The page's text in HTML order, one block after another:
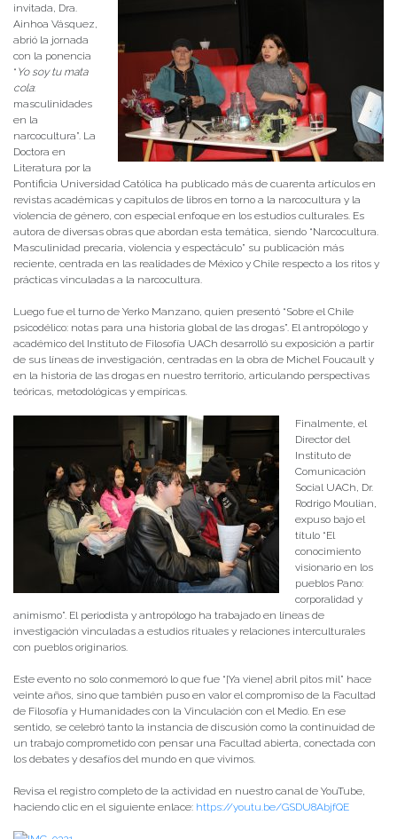
invitada, Dra.
Ainhoa Vásquez,
abrió la jornada
con la ponencia
“ Yo soy tu mata
cola:
masculinidades
en la
narcocultura”. La
Doctora en
Literatura por la
Pontificia Universidad Católica ha publicado más de cuarenta artículos en
revistas académicas y capítulos de libros en torno a la narcocultura y la
violencia de género, con especial enfoque en los estudios culturales. Es
autora de diversas obras que abordan esta temática, siendo “Narcocultura.
Masculinidad precaria, violencia y espectáculo” su publicación más
reciente, centrada en las realidades de México y Chile respecto a los ritos y
prácticas vinculadas a la narcocultura.
Luego fue el turno de Yerko Manzano, quien presentó “Sobre el Chile
psicodélico: notas para una historia global de las drogas”. El antropólogo y
académico del Instituto de Filosofía UACh desarrolló su exposición a partir
de sus líneas de investigación, centradas en la obra de Michel Foucault y
en la historia de las drogas en nuestro territorio, articulando perspectivas
teóricas, metodológicas y empíricas.
Finalmente, el
Director del
Instituto de
Comunicación
Social UACh, Dr.
Rodrigo Moulian,
expuso bajo el
título “El
conocimiento
visionario en los
pueblos Pano:
corporalidad y
animismo”. El periodista y antropólogo ha trabajado en líneas de
investigación vinculadas a estudios rituales y relaciones interculturales
con pueblos originarios.
Este evento no solo conmemoró lo que fue “[Ya viene] abril pitos mil” hace
veinte años, sino que también puso en valor el compromiso de la Facultad
de Filosofía y Humanidades con la Vinculación con el Medio. En ese
sentido, se celebró tanto la instancia de discusión como la continuidad de
un trabajo comprometido con pensar una Facultad abierta, conectada con
los debates y desafíos del mundo en que vivimos.
Revisa el registro completo de la actividad en nuestro canal de YouTube,
haciendo clic en el siguiente enlace: https://youtu.be/GSDU8AbjfQE